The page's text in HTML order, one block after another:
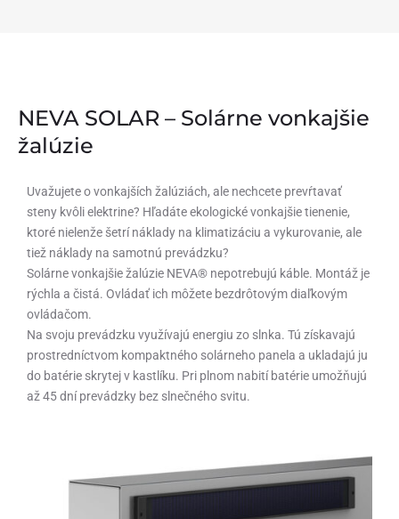
NEVA SOLAR – Solárne vonkajšie
žalúzie
Uvažujete o vonkajších žalúziách, ale nechcete prevŕtavať
steny kvôli elektrine? Hľadáte ekologické vonkajšie tienenie,
ktoré nielenže šetrí náklady na klimatizáciu a vykurovanie, ale
tiež náklady na samotnú prevádzku?
Solárne vonkajšie žalúzie NEVA® nepotrebujú káble. Montáž je
rýchla a čistá. Ovládať ich môžete bezdrôtovým diaľkovým
ovládačom.
Na svoju prevádzku využívajú energiu zo slnka. Tú získavajú
prostredníctvom kompaktného solárneho panela a ukladajú ju
do batérie skrytej v kastlíku. Pri plnom nabití batérie umožňujú
až 45 dní prevádzky bez slnečného svitu.